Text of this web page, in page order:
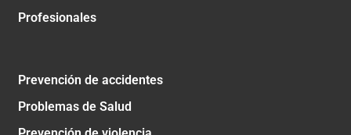
Profesionales
Prevención de accidentes
Problemas de Salud